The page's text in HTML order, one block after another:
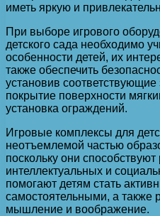
иметь яркую и
При выборе игрового
детского сада необходимо
особенности детей, их
также обеспечить
установив
покрытие поверхности
установка ограждений.
Игровые комплексы для
неотъемлемой частью
поскольку они
интеллектуальных и
помогают детям стать
самостоятельными, а также
мышление и воображение.